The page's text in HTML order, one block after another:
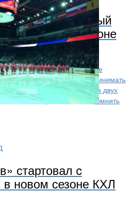
проведет первый
в новом сезоне
в первом домашнем матче
«Локомотив» будет принимать
История противостояния двух
и обширна: можно вспомнить
стартовал c
новом сезоне КХЛ